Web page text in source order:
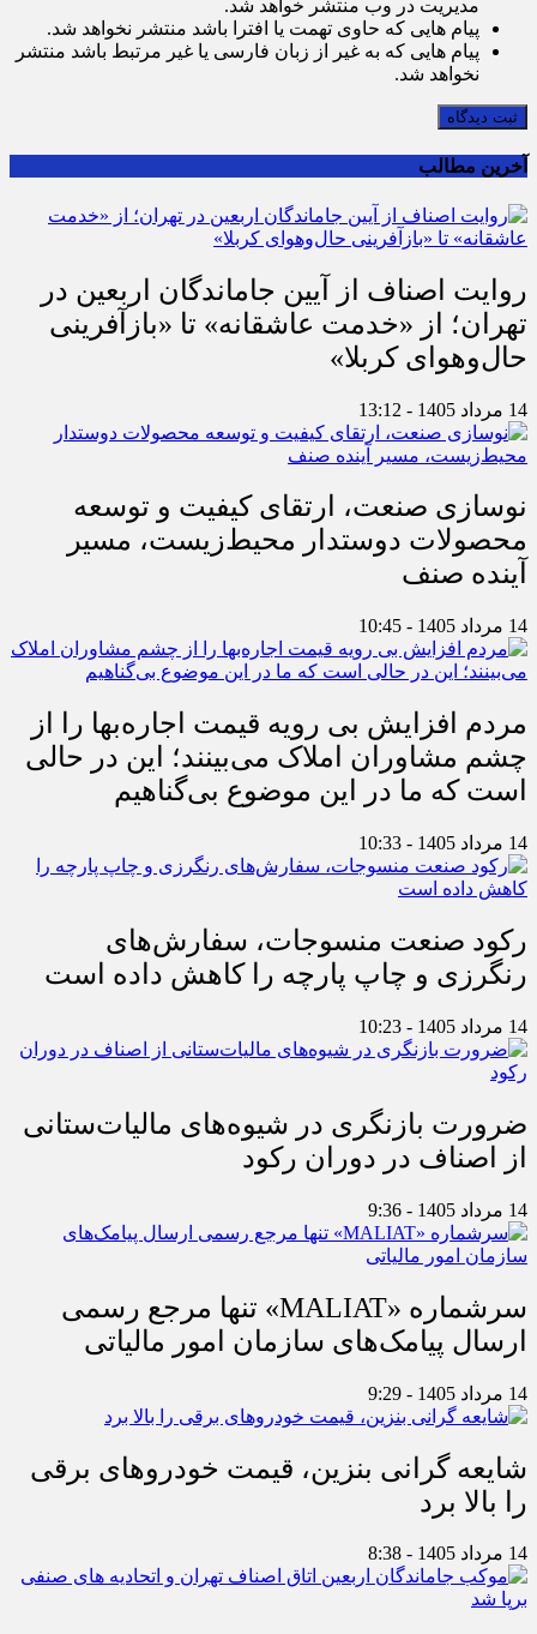
مدیریت در وب منتشر خواهد شد.
پیام هایی که حاوی تهمت یا افترا باشد منتشر نخواهد شد.
پیام هایی که به غیر از زبان فارسی یا غیر مرتبط باشد منتشر
نخواهد شد.
ثبت دیدگاه
آخرین مطالب
روایت اصناف از آیین جاماندگان اربعین در
تهران؛ از «خدمت عاشقانه» تا «بازآفرینی
حال‌وهوای کربلا»
14 مرداد 1405 - 13:12
نوسازی صنعت، ارتقای کیفیت و توسعه
محصولات دوستدار محیط‌زیست، مسیر
آینده صنف
14 مرداد 1405 - 10:45
مردم افزایش بی رویه قیمت اجاره‌بها را از
چشم مشاوران املاک می‌بینند؛ این در حالی
است که ما در این موضوع بی‌گناهیم
14 مرداد 1405 - 10:33
رکود صنعت منسوجات، سفارش‌های
رنگرزی و چاپ پارچه را کاهش داده است
14 مرداد 1405 - 10:23
ضرورت بازنگری در شیوه‌های مالیات‌ستانی
از اصناف در دوران رکود
14 مرداد 1405 - 9:36
سرشماره «MALIAT» تنها مرجع رسمی
ارسال پیامک‌های سازمان امور مالیاتی
14 مرداد 1405 - 9:29
شایعه گرانی بنزین، قیمت خودروهای برقی
را بالا برد
14 مرداد 1405 - 8:38